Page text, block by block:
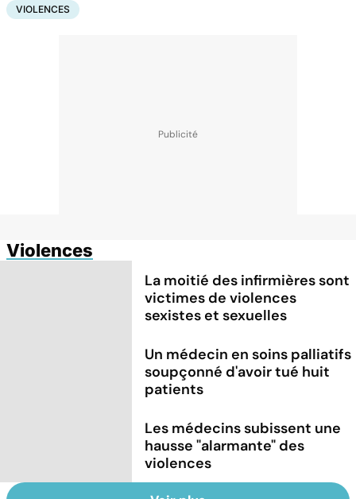
VIOLENCES
Violences
La moitié des infirmières sont
victimes de violences
sexistes et sexuelles
Un médecin en soins palliatifs
soupçonné d'avoir tué huit
patients
Les médecins subissent une
hausse "alarmante" des
violences